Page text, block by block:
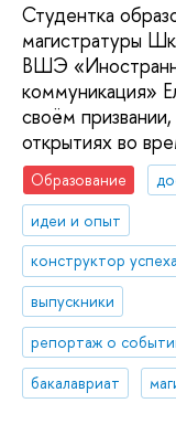
Студентка
магистратуры
ВШЭ
коммуникация»
своём
открытиях во
Образование
идеи и опыт
конструктор успеха
выпускники
репортаж о
бакалавриат